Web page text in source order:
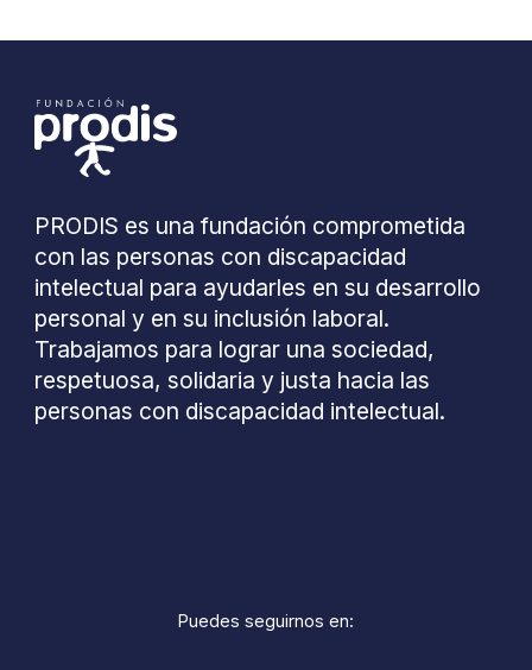
PRODIS es una fundación comprometida
con las personas con discapacidad
intelectual para ayudarles en su desarrollo
personal y en su inclusión laboral.
Trabajamos para lograr una sociedad,
respetuosa, solidaria y justa hacia las
personas con discapacidad intelectual.
Puedes seguirnos en: